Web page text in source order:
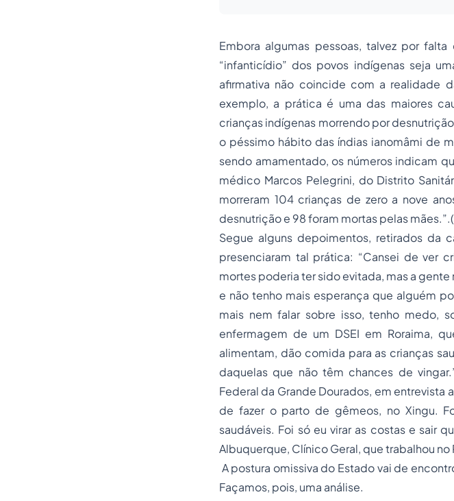
Embora algumas pessoas, talvez por
“infanticídio” dos povos indígenas seja
afirmativa não coincide com a realidade
exemplo, a prática é uma das maiores
crianças indígenas morrendo por
o péssimo hábito das índias ianomâmi de
sendo amamentado, os números indicam
médico Marcos Pelegrini, do Distrito
morreram 104 crianças de zero a nove
desnutrição e 98 foram mortas pelas
Segue alguns depoimentos, retirados da
presenciaram tal prática: “Cansei de ver
mortes poderia ter sido evitada, mas a
e não tenho mais esperança que alguém
mais nem falar sobre isso, tenho medo,
enfermagem de um DSEI em Roraima,
alimentam, dão comida para as crianças
daquelas que não têm chances de
Federal da Grande Dourados, em entrevista
de fazer o parto de gêmeos, no Xingu.
saudáveis. Foi só eu virar as costas e sair
Albuquerque, Clínico Geral, que trabalhou no
A postura omissiva do Estado vai de
Façamos, pois, uma análise.